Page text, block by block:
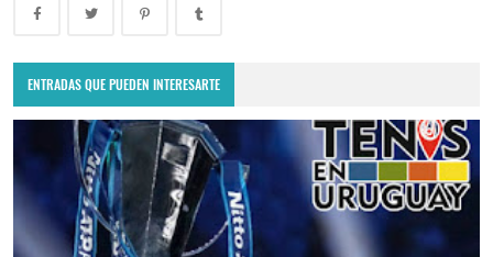
ENTRADAS QUE PUEDEN INTERESARTE